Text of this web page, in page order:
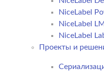
NiceLabel
NiceLabel
NiceLabel
Проекты и